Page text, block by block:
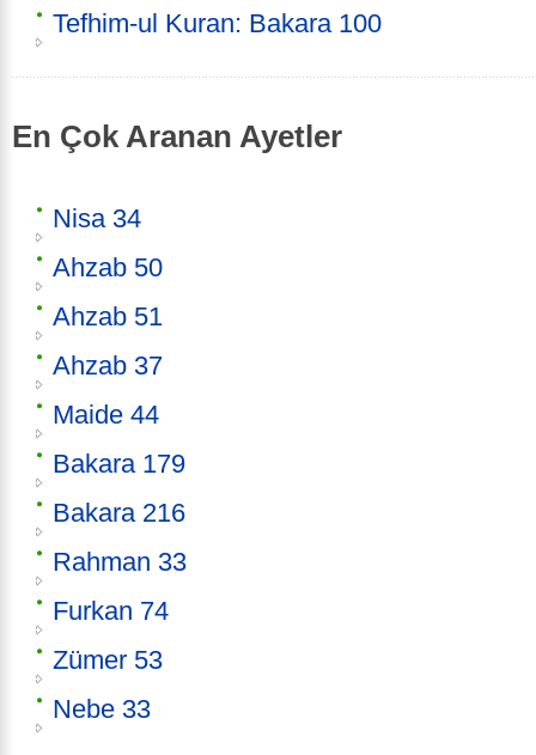
Tefhim-ul Kuran: Bakara 100
En Çok Aranan Ayetler
Nisa 34
Ahzab 50
Ahzab 51
Ahzab 37
Maide 44
Bakara 179
Bakara 216
Rahman 33
Furkan 74
Zümer 53
Nebe 33